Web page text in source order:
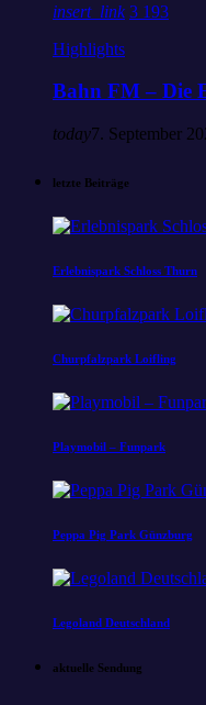
insert_link 3 193
Highlights
Bahn FM – Die
today7. September
letzte Beiträge
Erlebnispark Schloss Thurn
Churpfalzpark Loifling
Playmobil – Funpark
Peppa Pig Park Günzburg
Legoland Deutschland
aktuelle Sendung